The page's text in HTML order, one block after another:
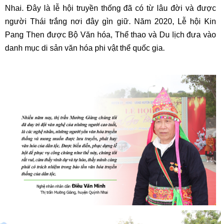
Nhai. Đây là lễ hội truyền thống đã có từ lâu đời và được
người Thái trắng nơi đây gìn giữ. Năm 2020, Lễ hội Kin
Pang Then được Bộ Văn hóa, Thể thao và Du lịch đưa vào
danh mục di sản văn hóa phi vật thể quốc gia.